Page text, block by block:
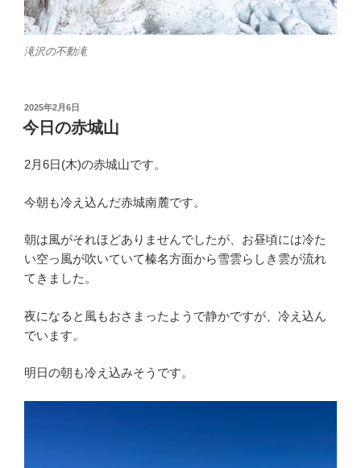
滝沢の不動滝
投
稿
日:
2025年2月6日
今日の赤城山
2月6日(木)の赤城山です。
今朝も冷え込んだ赤城南麓です。
朝は風がそれほどありませんでしたが、お昼頃には冷た
い空っ風が吹いていて榛名方面から雪雲らしき雲が流れ
てきました。
夜になると風もおさまったようで静かですが、冷え込ん
でいます。
明日の朝も冷え込みそうです。